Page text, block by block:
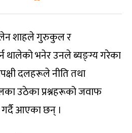
शाहले गुरुकुल र
थालेको भनेर उनले ब्यङ्ग्य गरेका
दलहरूले नीति तथा
उठेका प्रश्नहरूको जवाफ
गर्दै आएका छन् ।